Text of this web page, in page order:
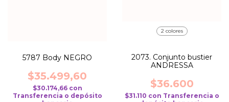
5787 Body NEGRO
$35.499,60
$30.174,66 con
Transferencia o depósito
2 colores
2073. Conjunto bustier
ANDRESSA
$36.600
$31.110 con Transferencia o